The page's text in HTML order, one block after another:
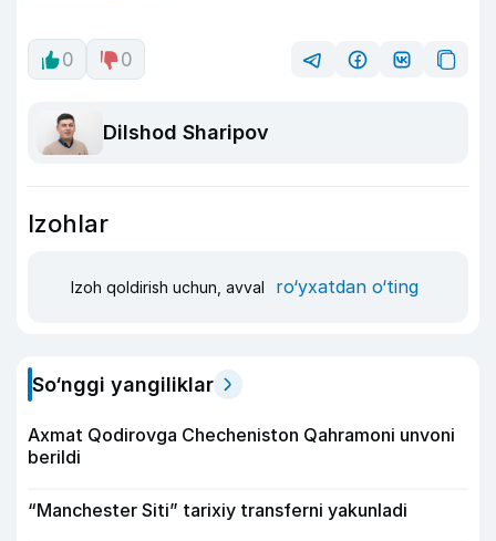
0 0
Dilshod Sharipov
Izohlar
Izoh qoldirish uchun, avval ro‘yxatdan o‘ting
So‘nggi yangiliklar
Axmat Qodirovga Checheniston Qahramoni unvoni
berildi
“Manchester Siti” tarixiy transferni yakunladi